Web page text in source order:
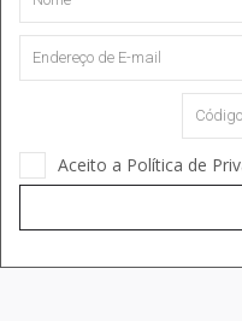
Aceito a Política de